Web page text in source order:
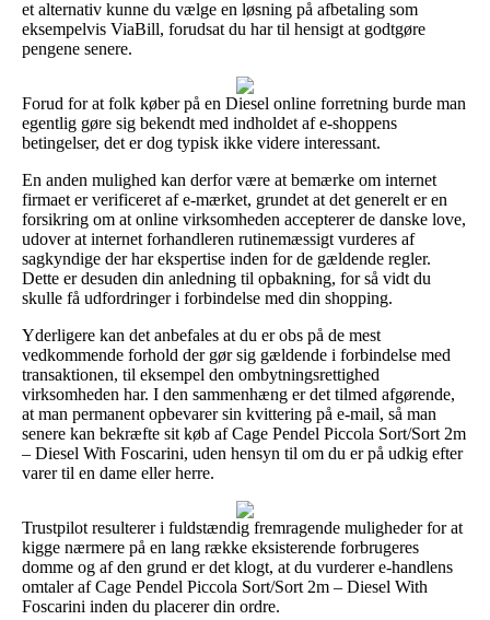
et alternativ kunne du vælge en løsning på afbetaling som
eksempelvis ViaBill, forudsat du har til hensigt at godtgøre
pengene senere.
Forud for at folk køber på en Diesel online forretning burde man
egentlig gøre sig bekendt med indholdet af e-shoppens
betingelser, det er dog typisk ikke videre interessant.
En anden mulighed kan derfor være at bemærke om internet
firmaet er verificeret af e-mærket, grundet at det generelt er en
forsikring om at online virksomheden accepterer de danske love,
udover at internet forhandleren rutinemæssigt vurderes af
sagkyndige der har ekspertise inden for de gældende regler.
Dette er desuden din anledning til opbakning, for så vidt du
skulle få udfordringer i forbindelse med din shopping.
Yderligere kan det anbefales at du er obs på de mest
vedkommende forhold der gør sig gældende i forbindelse med
transaktionen, til eksempel den ombytningsrettighed
virksomheden har. I den sammenhæng er det tilmed afgørende,
at man permanent opbevarer sin kvittering på e-mail, så man
senere kan bekræfte sit køb af Cage Pendel Piccola Sort/Sort 2m
– Diesel With Foscarini, uden hensyn til om du er på udkig efter
varer til en dame eller herre.
Trustpilot resulterer i fuldstændig fremragende muligheder for at
kigge nærmere på en lang række eksisterende forbrugeres
domme og af den grund er det klogt, at du vurderer e-handlens
omtaler af Cage Pendel Piccola Sort/Sort 2m – Diesel With
Foscarini inden du placerer din ordre.